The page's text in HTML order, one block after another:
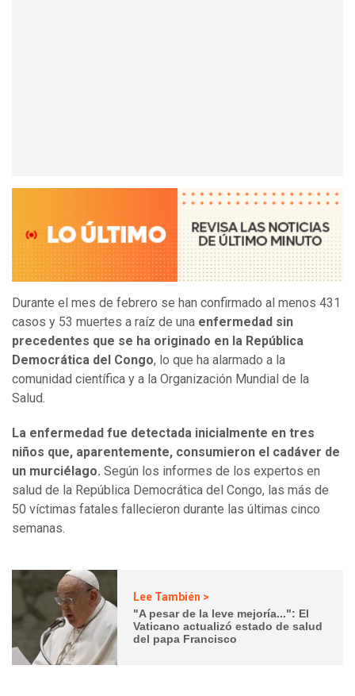
Durante el mes de febrero se han confirmado al menos 431
casos y 53 muertes a raíz de una enfermedad sin
precedentes que se ha originado en la República
Democrática del Congo, lo que ha alarmado a la
comunidad científica y a la Organización Mundial de la
Salud.
La enfermedad fue detectada inicialmente en tres
niños que, aparentemente, consumieron el cadáver de
un murciélago. Según los informes de los expertos en
salud de la República Democrática del Congo, las más de
50 víctimas fatales fallecieron durante las últimas cinco
semanas.
Lee También >
"A pesar de la leve mejoría...": El
Vaticano actualizó estado de salud
del papa Francisco